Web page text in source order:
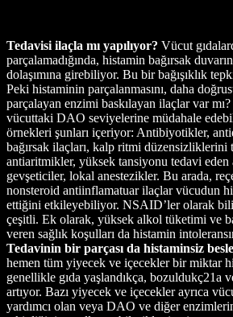
Tedavisi ilaçla mı yapılıyor? Vücut
parçalamadığında, histamin bağırsak
dolaşımına girebiliyor. Bu bir bağışıklık
Peki histaminin parçalanmasını, daha
parçalayan enzimi baskılayan ilaçlar var
vücuttaki DAO seviyelerine müdahale
örnekleri şunları içeriyor: Antibiyotikler,
bağırsak ilaçları, kalp ritmi düzensizliklerini
antiaritmikler, yüksek tansiyonu tedavi eden
gevşeticiler, lokal anestezikler. Bu arada,
nonsteroid antiinflamatuar ilaçlar vücudun
ettiğini etkileyebiliyor. NSAID’ler olarak
çeşitli. Ek olarak, yüksek alkol tüketimi ve
veren sağlık koşulları da histamin
Tedavinin bir parçası da histaminsiz
hemen tüm yiyecek ve içecekler bir miktar
genellikle gıda yaşlandıkça, bozuldukç21a
artıyor. Bazı yiyecek ve içecekler ayrıca
yardımcı olan veya DAO ve diğer